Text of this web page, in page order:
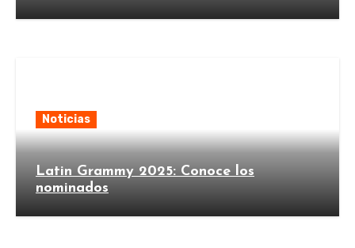
Noticias
Latin Grammy 2025: Conoce los
nominados